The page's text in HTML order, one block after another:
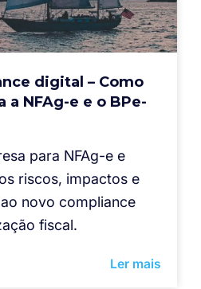
digital – Como
a NFAg-e e o BPe-
para NFAg-e e
riscos, impactos e
novo compliance
fiscal.
Ler mais